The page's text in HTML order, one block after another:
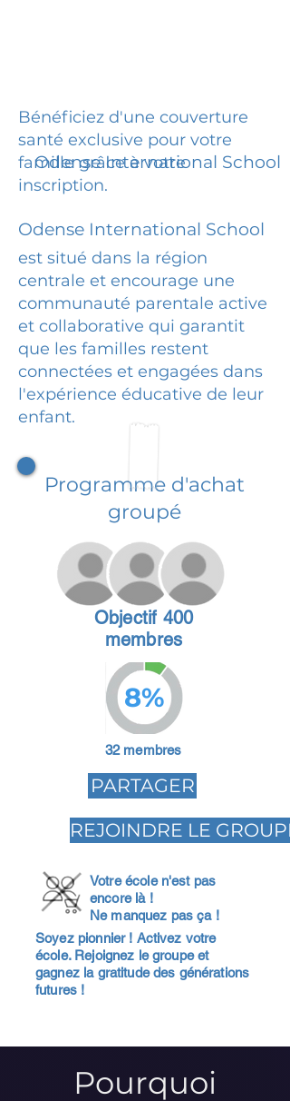
Bénéficiez d'une couverture
santé exclusive pour votre
famille grâce à votre
inscription.
Odense International School
Odense International School
est situé dans la région
centrale et encourage une
communauté parentale active
et collaborative qui garantit
que les familles restent
connectées et engagées dans
l'expérience éducative de leur
enfant.
Programme d'achat
groupé
Objectif 400
membres
8%
32 membres
PARTAGER
REJOINDRE LE GROUPE
Votre école n'est pas
encore là !
Ne manquez pas ça !
Soyez pionnier ! Activez votre
école. Rejoignez le groupe et
gagnez la gratitude des générations
futures !
Pourquoi